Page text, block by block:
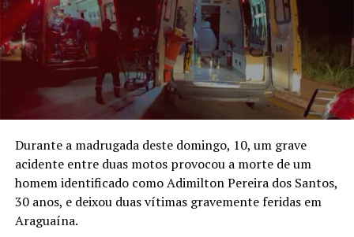
Durante a madrugada deste domingo, 10, um grave
acidente entre duas motos provocou a morte de um
homem identificado como Adimilton Pereira dos Santos,
30 anos, e deixou duas vítimas gravemente feridas em
Araguaína.